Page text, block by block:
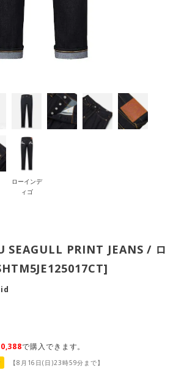
ローインデ
ィゴ
SEAGULL PRINT JEANS / ロ
で購入できます。
【8月16日(日)23時59分まで】